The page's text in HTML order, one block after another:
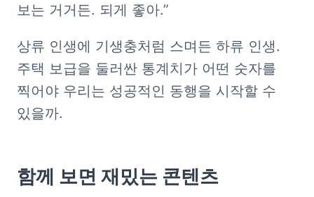
보는 거거든. 되게 좋아.”
상류 인생에 기생충처럼 스며든 하류 인생.
주택 보급을 둘러싼 통계치가 어떤 숫자를
찍어야 우리는 성공적인 동행을 시작할 수
있을까.
함께 보면 재밌는 콘텐츠